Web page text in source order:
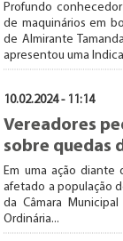
Profundo
de maquinários em
de Almirante
apresentou uma
10.02.2024 - 11:14
Vereadores
sobre quedas
Em uma ação diante
afetado a população
da Câmara
Ordinária...